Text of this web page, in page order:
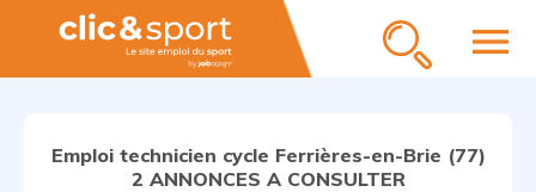
menu
Emploi technicien cycle Ferrières-en-Brie (77)
2 ANNONCES A CONSULTER